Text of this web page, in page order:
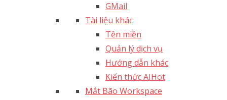
GMail
Tài liệu khác
Tên miền
Quản lý dịch vụ
Hướng dẫn khác
Kiến thức AIHot
Mắt Bão Workspace